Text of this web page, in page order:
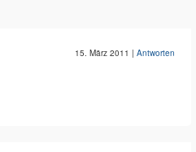
15. März 2011 | Antworten